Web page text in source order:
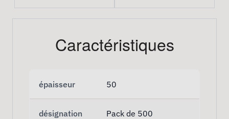
Caractéristiques
épaisseur 50
désignation Pack de 500